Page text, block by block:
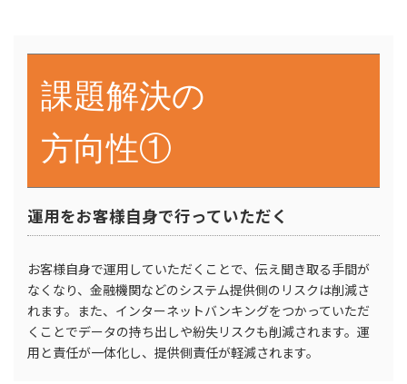
課題解決の
方向性①
運用をお客様自身で行っていただく
お客様自身で運用していただくことで、伝え聞き取る手間が
なくなり、金融機関などのシステム提供側のリスクは削減さ
れます。また、インターネットバンキングをつかっていただ
くことでデータの持ち出しや紛失リスクも削減されます。運
用と責任が一体化し、提供側責任が軽減されます。